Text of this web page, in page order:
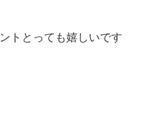
トとっても嬉しいです